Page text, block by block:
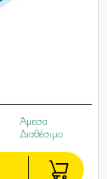
Άμεσα
Διαθέσιμο